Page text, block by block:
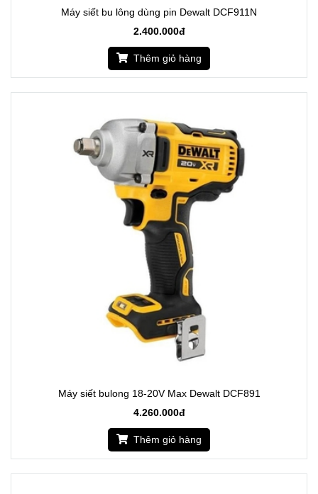
Máy siết bu lông dùng pin Dewalt DCF911N
2.400.000đ
Thêm giỏ hàng
Máy siết bulong 18-20V Max Dewalt DCF891
4.260.000đ
Thêm giỏ hàng